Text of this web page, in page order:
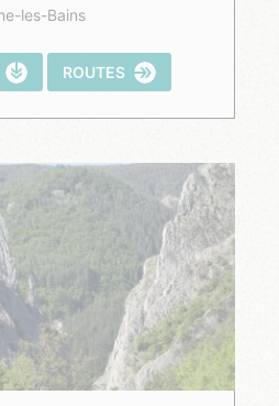
les-Bains
ROUTES